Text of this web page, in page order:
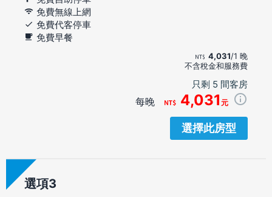
免費無線上網
免費代客停車
免費早餐
4,031/1 晚
不含稅金和服務費
只剩 5 間客房
每晚 4,031 元
選擇此房型
選項